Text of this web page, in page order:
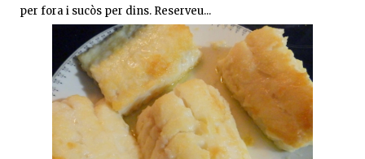
per fora i sucòs per dins. Reserveu...